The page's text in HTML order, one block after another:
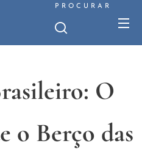
PROCURAR
O
o Berço das